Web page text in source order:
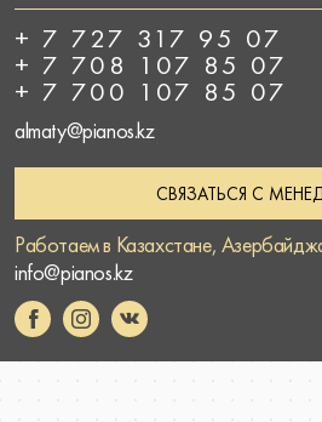
+ 7 727 317 95 07
+ 7 708 107 85 07
+ 7 700 107 85 07
almaty@pianos.kz
СВЯЗАТЬСЯ С
Работаем в Казахстане,
info@pianos.kz